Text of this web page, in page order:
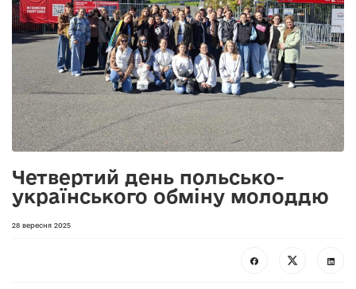
Четвертий день польсько-
українського обміну молоддю
28 вересня 2025